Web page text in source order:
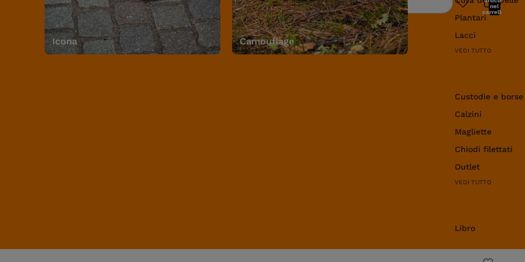
Icona Camouflage
Plantari
Lacci
VEDI TUTTO
Custodie e
Calzini
Magliette
Chiodi filettati
Outlet
VEDI TUTTO
Libro
Ricerca
nel
carrello: